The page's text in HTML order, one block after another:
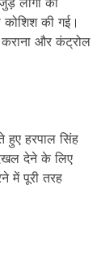
की गई।
और कंट्रोल
हुए हरपाल सिंह
देने के लिए
में पूरी तरह